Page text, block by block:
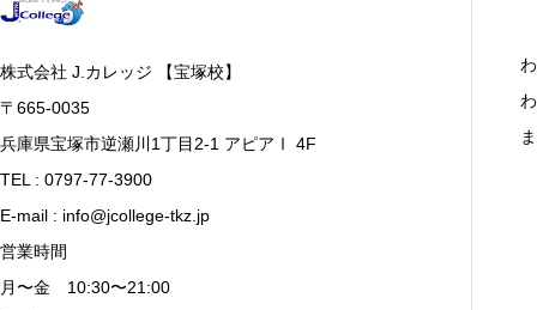
株式会社 J.カレッジ 【宝塚校】
〒665-0035
兵庫県宝塚市逆瀬川1丁目2-1 アピアⅠ 4F
TEL : 0797-77-3900
E-mail : info@jcollege-tkz.jp
営業時間
月〜金 10:30〜21:00